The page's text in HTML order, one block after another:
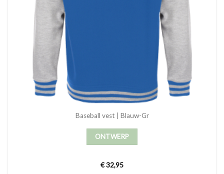
Baseball vest | Blauw-Gr
ONTWERP
€32,95